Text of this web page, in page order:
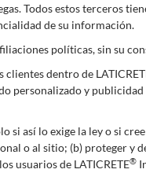
Todos estos terceros
de su información.
políticas, sin su
dentro de
personalizado y publicidad
así lo exige la ley o si
o al sitio; (b) proteger y
usuarios de LATICRETE®